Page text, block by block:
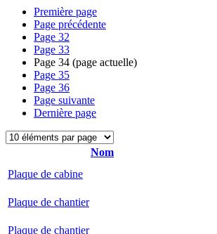
Première page
Page précédente
Page 32
Page 33
Page 34 (page actuelle)
Page 35
Page 36
Page suivante
Dernière page
Nom
Plaque de cabine
Plaque de chantier
Plaque de chantier